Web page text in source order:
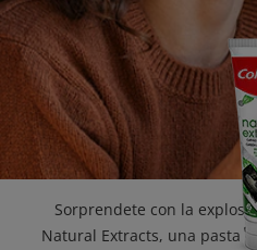
Sorprendete con la
Natural Extracts, una pasta